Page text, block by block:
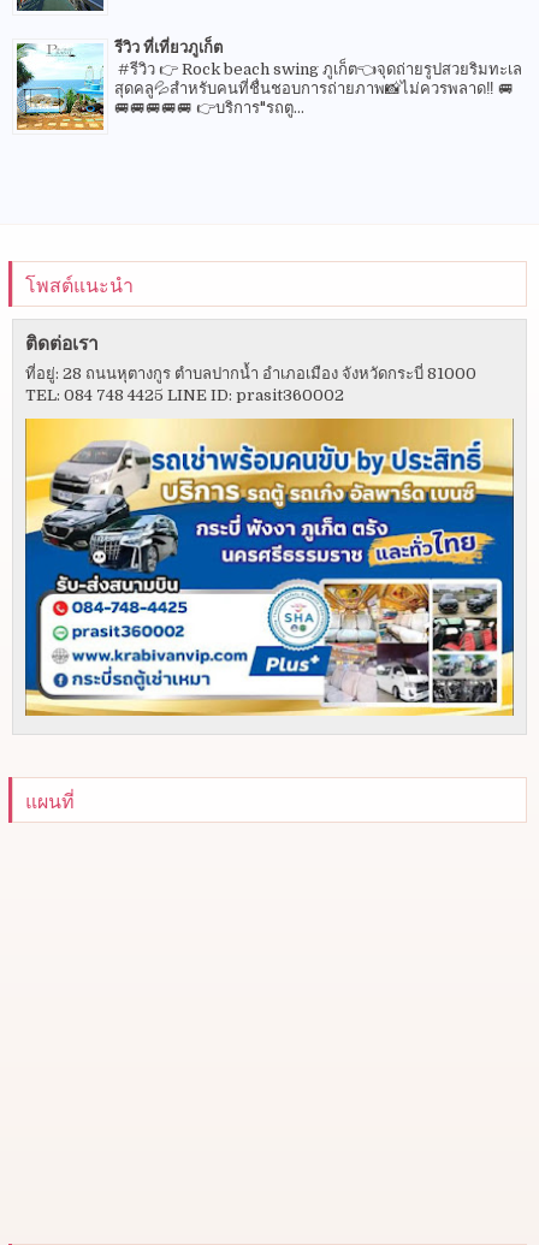
รีวิว ที่เที่ยวภูเก็ต
#รีวิว 👉 Rock beach swing ภูเก็ต👈จุดถ่ายรูปสวยริมทะเล
สุดคลู💦สำหรับคนที่ชื่นชอบการถ่ายภาพ📸ไม่ควรพลาด‼️ 🚐
🚐🚐🚐🚐🚐 👉บริการ"รถตู...
โพสต์แนะนำ
ติดต่อเรา
ที่อยู่: 28 ถนนหุตางกูร ตำบลปากน้ำ อำเภอเมือง จังหวัดกระบี่ 81000
TEL: 084 748 4425 LINE ID: prasit360002
แผนที่